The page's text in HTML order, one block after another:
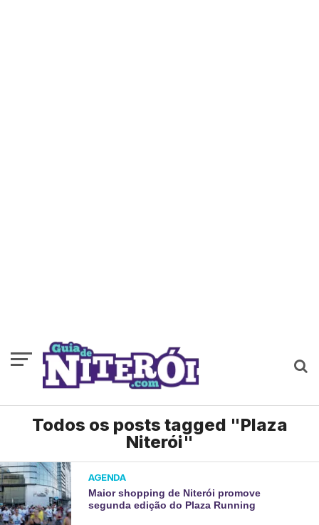
Todos os posts tagged "Plaza
Niterói"
AGENDA
Maior shopping de Niterói promove
segunda edição do Plaza Running